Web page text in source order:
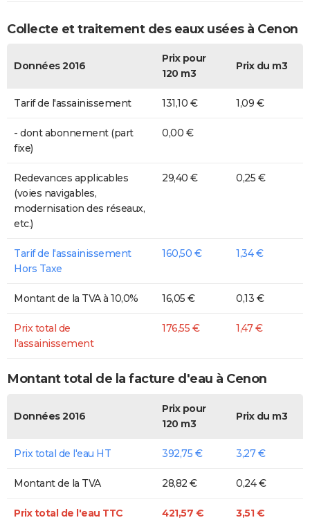
Collecte et traitement des eaux usées à Cenon
Données 2016
Prix pour
120 m3
Prix du m3
Tarif de l'assainissement 131,10 € 1,09 €
- dont abonnement (part
fixe)
0,00 €
Redevances applicables
(voies navigables,
modernisation des réseaux,
etc.)
29,40 € 0,25 €
Tarif de l'assainissement
Hors Taxe
160,50 € 1,34 €
Montant de la TVA à 10,0% 16,05 € 0,13 €
Prix total de
l'assainissement
176,55 € 1,47 €
Montant total de la facture d'eau à Cenon
Données 2016
Prix pour
120 m3
Prix du m3
Prix total de l'eau HT 392,75 € 3,27 €
Montant de la TVA 28,82 € 0,24 €
Prix total de l'eau TTC 421,57 € 3,51 €